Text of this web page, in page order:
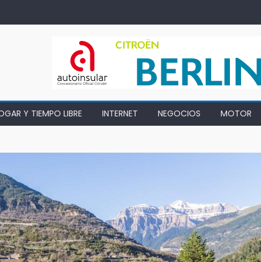
Y TIEMPO LIBRE INTERNET NEGOCIOS MOTOR